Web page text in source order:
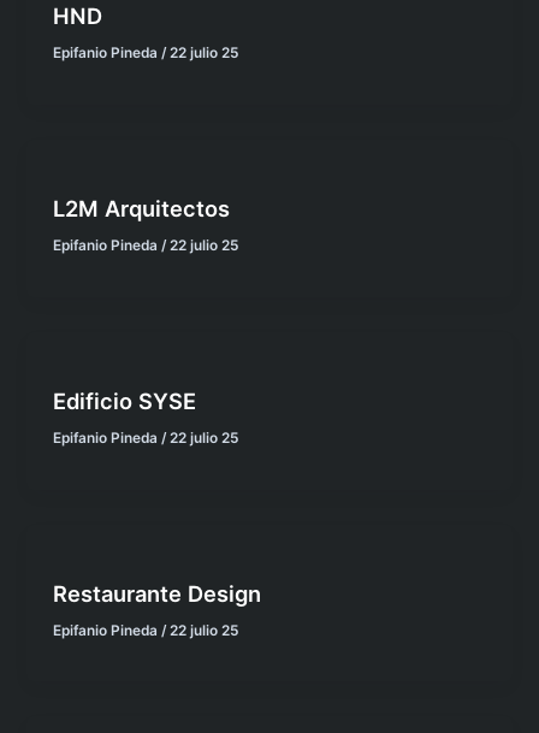
HND
Epifanio Pineda/22 julio 25
L2M Arquitectos
Epifanio Pineda/22 julio 25
Edificio SYSE
Epifanio Pineda/22 julio 25
Restaurante Design
Epifanio Pineda /22 julio 25